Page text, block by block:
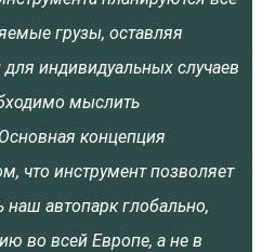
грузы, оставляя
индивидуальных случаев
мыслить
концепция
что инструмент позволяет
наш автопарк глобально,
во всей Европе, а не в